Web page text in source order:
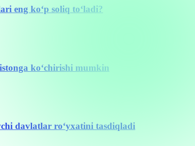
eng ko‘p soliq to‘ladi?
ko‘chirishi mumkin
davlatlar ro‘yxatini tasdiqladi